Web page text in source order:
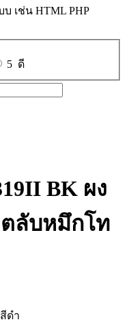
เช่น HTML PHP
5 ดี
BK ผง
ลับหมึกโท
ดำ